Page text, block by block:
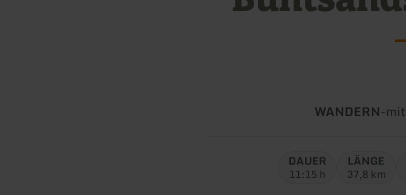
Art
WANDERN-
DAUER
11:15 h
LÄNGE
37,8 km